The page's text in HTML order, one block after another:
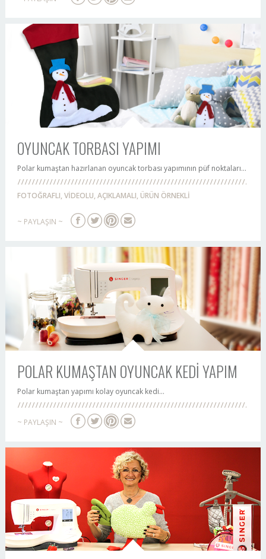
OYUNCAK TORBASI YAPIMI
Polar kumaştan hazırlanan oyuncak torbası yapımının püf noktaları...
FOTOĞRAFLI, VİDEOLU, AÇIKLAMALI, ÜRÜN ÖRNEKLİ
~ PAYLAŞIN ~
POLAR KUMAŞTAN OYUNCAK KEDİ YAPIM
Polar kumaştan yapımı kolay oyuncak kedi...
~ PAYLAŞIN ~